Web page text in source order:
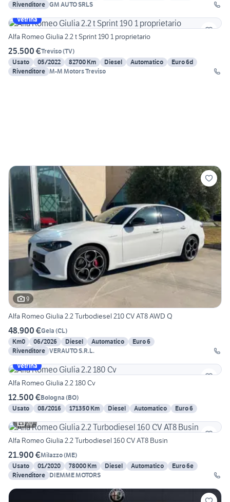
Rivenditore GM AUTO SRLS
Vetrina
Alfa Romeo Giulia 2.2 t Sprint 190 1 proprietario
25.500 €Treviso(TV)
Usato
05/2022 82700 Km Diesel Automatico
Euro 6d
Rivenditore M-M Motors Treviso
9
Alfa Romeo Giulia 2.2 Turbodiesel 210 CV AT8 AWD Q
48.900 €Gela (CL)
Km0
06/2026 Diesel Automatico
Euro 6
Rivenditore VERAUTO S.R.L.
Vetrina
Alfa Romeo Giulia 2.2 180 Cv
12.500 €Bologna (BO)
Usato
08/2016 171350 Km Diesel Automatico
Euro 6
20
Alfa Romeo Giulia 2.2 Turbodiesel 160 CV AT8 Busin
21.900 €Milazzo(ME)
Usato
01/2020 78000 Km Diesel Automatico
Euro 6e
Rivenditore DIEMME MOTORS